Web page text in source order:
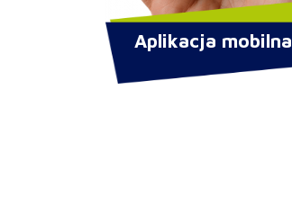
Aplikacja mobilna